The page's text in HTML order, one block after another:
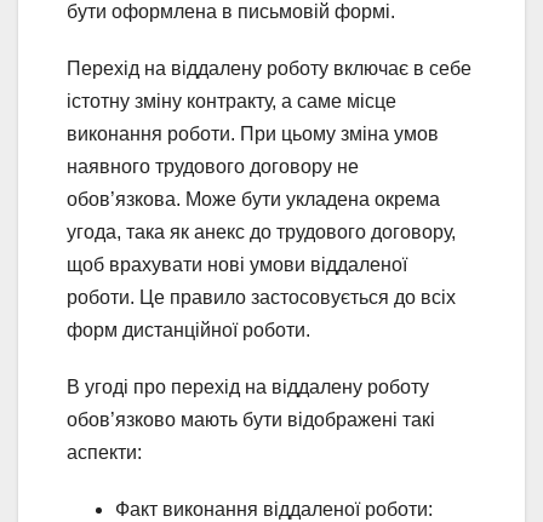
бути оформлена в письмовій формі.
Перехід на віддалену роботу включає в себе
істотну зміну контракту, а саме місце
виконання роботи. При цьому зміна умов
наявного трудового договору не
обов’язкова. Може бути укладена окрема
угода, така як анекс до трудового договору,
щоб врахувати нові умови віддаленої
роботи. Це правило застосовується до всіх
форм дистанційної роботи.
В угоді про перехід на віддалену роботу
обов’язково мають бути відображені такі
аспекти:
Факт виконання віддаленої роботи: